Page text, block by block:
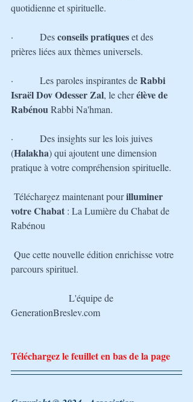
quotidienne et spirituelle.
· Des conseils pratiques et des
prières liées aux thèmes universels.
· Les paroles inspirantes de Rabbi
Israël Dov Odesser Zal, le cher élève de
Rabénou Rabbi Na'hman.
· Des insights sur les lois juives
(Halakha) qui ajoutent une dimension
pratique à votre compréhension spirituelle.
Téléchargez maintenant pour illuminer
votre Chabat : La Lumière du Chabat de
Rabénou
Que cette nouvelle édition enrichisse votre
parcours spirituel.
L'équipe de
GenerationBreslev.com
Téléchargez le feuillet en bas de la page